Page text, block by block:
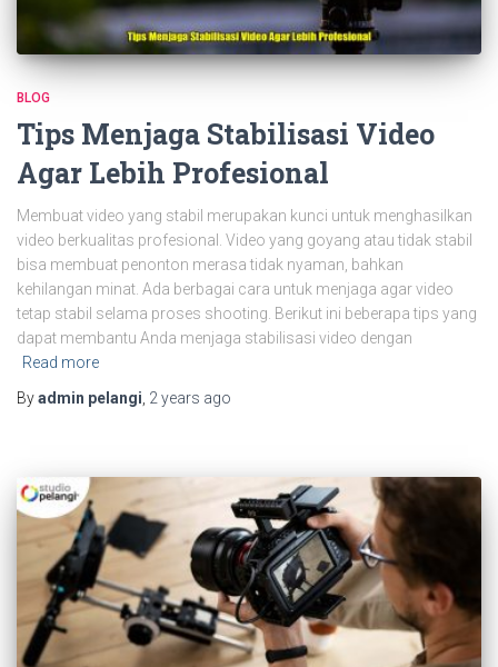
BLOG
Tips Menjaga Stabilisasi Video
Agar Lebih Profesional
Membuat video yang stabil merupakan kunci untuk menghasilkan
video berkualitas profesional. Video yang goyang atau tidak stabil
bisa membuat penonton merasa tidak nyaman, bahkan
kehilangan minat. Ada berbagai cara untuk menjaga agar video
tetap stabil selama proses shooting. Berikut ini beberapa tips yang
dapat membantu Anda menjaga stabilisasi video dengan
Read more
Byadmin pelangi, 2 years ago